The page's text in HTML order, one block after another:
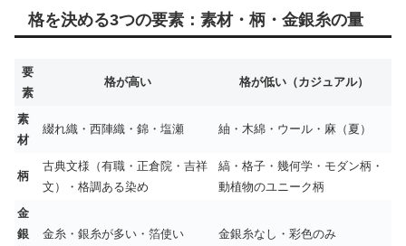
格を決める3つの要素：素材・柄・金銀糸の量
要
素
格が高い 格が低い（カジュアル）
素
材
綴れ織・西陣織・錦・塩瀬 紬・木綿・ウール・麻（夏）
柄
古典文様（有職・正倉院・吉祥
文）・格調ある染め
縞・格子・幾何学・モダン柄・
動植物のユニーク柄
金
銀
金糸・銀糸が多い・箔使い 金銀糸なし・彩色のみ